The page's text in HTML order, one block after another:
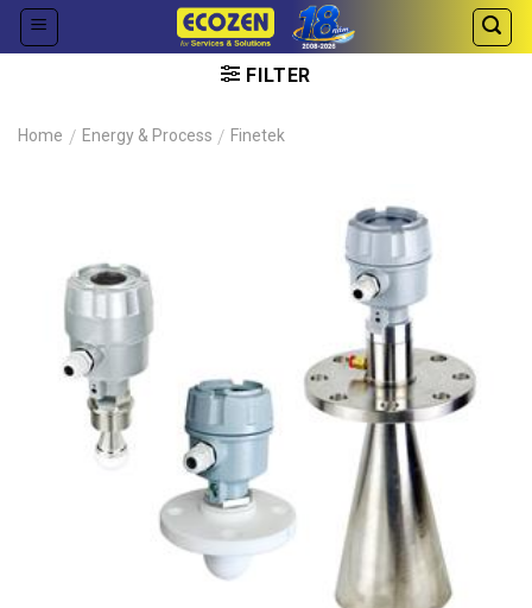
Skip
FILTER
Home / Energy & Process / Finetek